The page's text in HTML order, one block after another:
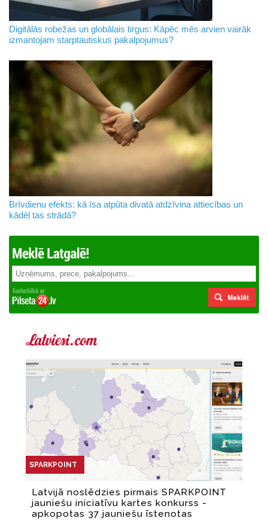
Digitālās robežas un globālais tirgus: Kāpēc mēs arvien vairāk
izmantojam starptautiskus pakalpojumus?
Brīvdienu efekts: kā īsa atpūta divatā atdzīvina attiecības un
kādēļ tas strādā?